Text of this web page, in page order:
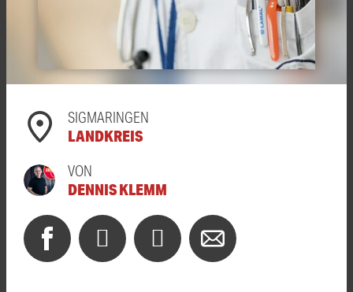
SIGMARINGEN
LANDKREIS
VON
DENNIS KLEMM